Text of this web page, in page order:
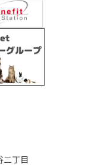
二丁目